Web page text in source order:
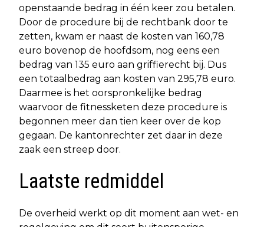
openstaande bedrag in één keer zou betalen.
Door de procedure bij de rechtbank door te
zetten, kwam er naast de kosten van 160,78
euro bovenop de hoofdsom, nog eens een
bedrag van 135 euro aan griffierecht bij. Dus
een totaalbedrag aan kosten van 295,78 euro.
Daarmee is het oorspronkelijke bedrag
waarvoor de fitnessketen deze procedure is
begonnen meer dan tien keer over de kop
gegaan. De kantonrechter zet daar in deze
zaak een streep door.
Laatste redmiddel
De overheid werkt op dit moment aan wet- en